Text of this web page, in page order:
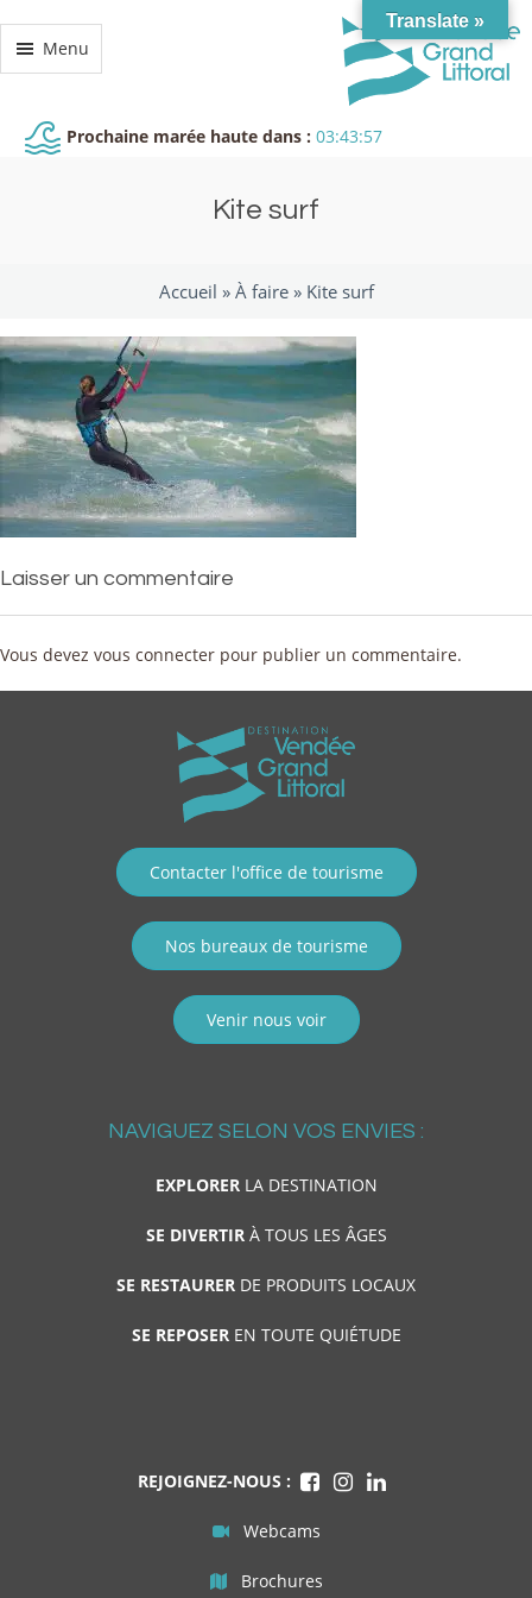
Menu
Prochaine marée haute dans : 03:43:56
Kite surf
Accueil » À faire» Kite surf
Laisser un commentaire
Vous devez vous connecter pour publier un commentaire.
Contacter l'office de tourisme
Nos bureaux de tourisme
Venir nous voir
NAVIGUEZ SELON VOS ENVIES :
EXPLORERLA DESTINATION
SE DIVERTIRÀ TOUS LES ÂGES
SE RESTAURER DE PRODUITS LOCAUX
SE REPOSEREN TOUTE QUIÉTUDE
REJOIGNEZ-NOUS :
Webcams
Brochures
Translate »